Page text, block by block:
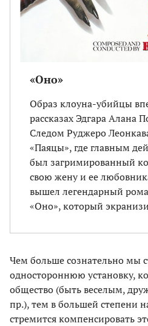
«Оно»
Образ клоуна-убийцы
рассказах Эдгара Алана
Следом Руджеро
«Паяцы», где главным
был загримированный
свою жену и ее
вышел легендарный
«Оно», который
Чем больше сознательно мы
одностороннюю установку,
общество (быть веселым,
пр.), тем в большей степени
стремится компенсировать